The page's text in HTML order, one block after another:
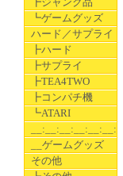
┗ゲームグッズ
ハード／サプライ
┣ハード
┣サプライ
┣TEA4TWO
┣コンパチ機
┗ATARI
__:__:__:__:__:__:__
__ゲームグッズ
その他